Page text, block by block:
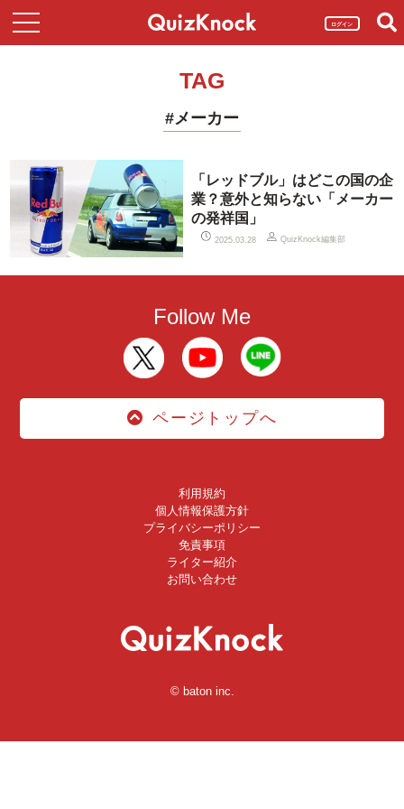
ログイン
TAG
#メーカー
「レッドブル」はどこの国の企
業？意外と知らない「メーカー
の発祥国」
2025.03.28 QuizKnock編集部
Follow Me
ページトップへ
利用規約
個人情報保護方針
プライバシーポリシー
免責事項
ライター紹介
お問い合わせ
© baton inc.